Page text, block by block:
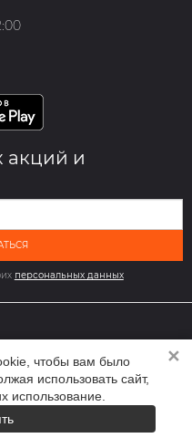
чтобы вам было
использовать сайт,
использование.
✕
акций и
персональных данных
одежды и обуви med-